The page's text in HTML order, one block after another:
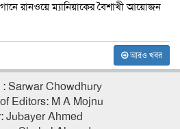
রানওয়ে ম্যানিয়াকের বৈশাখী আয়োজন
আরও খবর
Sarwar Chowdhury
Editors: M A Mojnu
Jubayer Ahmed